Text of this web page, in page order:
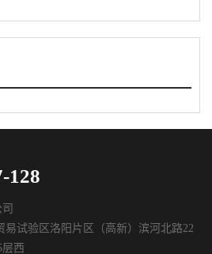
128
试验区洛阳片区（高新）滨河北路22
西